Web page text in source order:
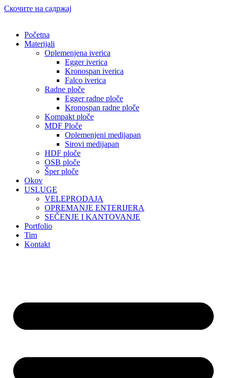
Скочите на садржај
Početna
Materijali
Oplemenjena iverica
Egger iverica
Kronospan iverica
Falco iverica
Radne ploče
Egger radne ploče
Kronospan radne ploče
Kompakt ploče
MDF Ploče
Oplemenjeni medijapan
Sirovi medijapan
HDF ploče
OSB ploče
Šper ploče
Okov
USLUGE
VELEPRODAJA
OPREMANJE ENTERIJERA
SEČENJE I KANTOVANJE
Portfolio
Tim
Kontakt